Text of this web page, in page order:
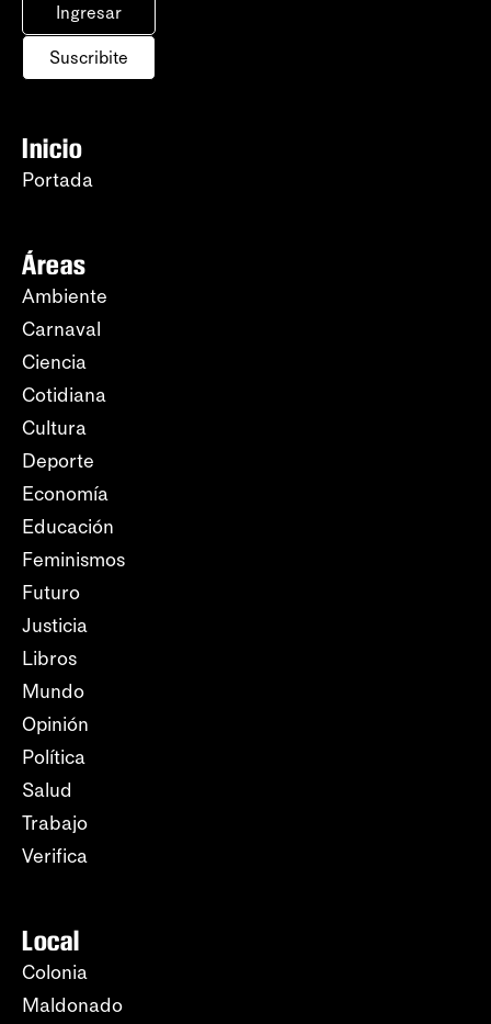
Ingresar
Suscribite
Inicio
Portada
Áreas
Ambiente
Carnaval
Ciencia
Cotidiana
Cultura
Deporte
Economía
Educación
Feminismos
Futuro
Justicia
Libros
Mundo
Opinión
Política
Salud
Trabajo
Verifica
Local
Colonia
Maldonado